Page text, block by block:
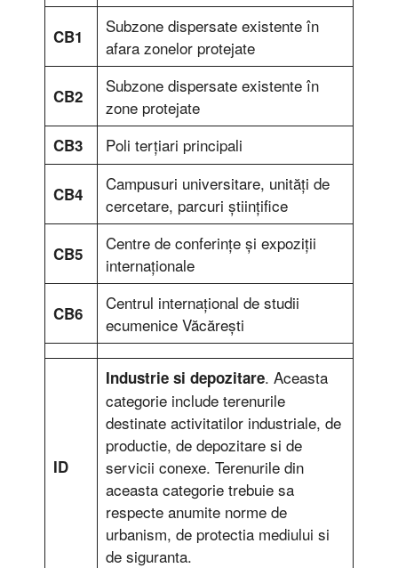
CB1
Subzone dispersate existente în
afara zonelor protejate
CB2
Subzone dispersate existente în
zone protejate
CB3 Poli terţiari principali
CB4
Campusuri universitare, unităţi de
cercetare, parcuri ştiinţifice
CB5
Centre de conferinţe şi expoziţii
internaţionale
CB6
Centrul internaţional de studii
ecumenice Văcăreşti
ID
Industrie si depozitare. Aceasta
categorie include terenurile
destinate activitatilor industriale, de
productie, de depozitare si de
servicii conexe. Terenurile din
aceasta categorie trebuie sa
respecte anumite norme de
urbanism, de protectia mediului si
de siguranta.